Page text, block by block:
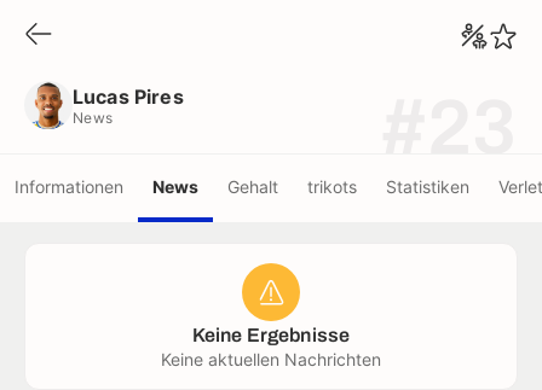
Lucas Pires
News
Informationen News Gehalt trikots Statistiken
Keine Ergebnisse
Keine aktuellen Nachrichten